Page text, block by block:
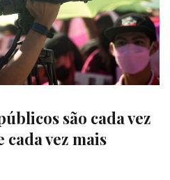
são cada vez
cada vez mais